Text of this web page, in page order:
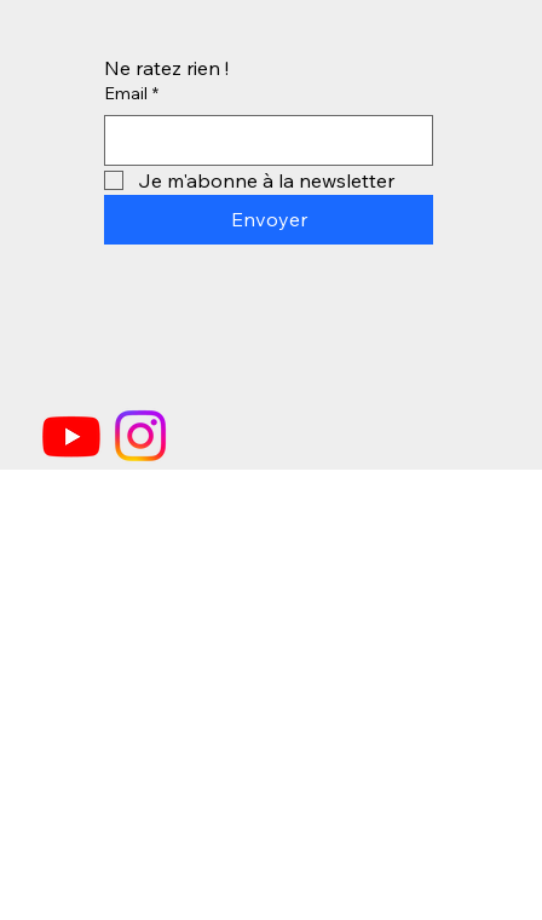
Ne ratez rien !
Email *
Je m'abonne à la newsletter
Envoyer